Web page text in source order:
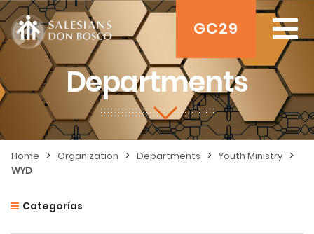
GC29
Departments
Home > Organization > Departments > Youth Ministry >
WYD
Categorías